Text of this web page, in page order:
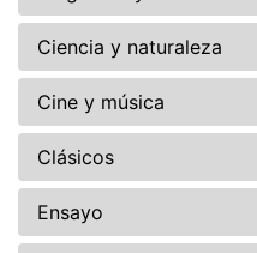
Ciencia y naturaleza
Cine y música
Clásicos
Ensayo